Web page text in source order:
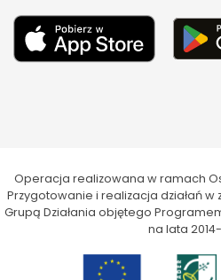
Operacja realizowana w ramach
Przygotowanie i realizacja działań w
Grupą Działania objętego
na lata